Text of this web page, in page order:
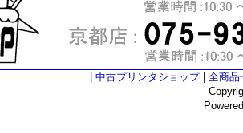
中古プリンタショップ| 全商品